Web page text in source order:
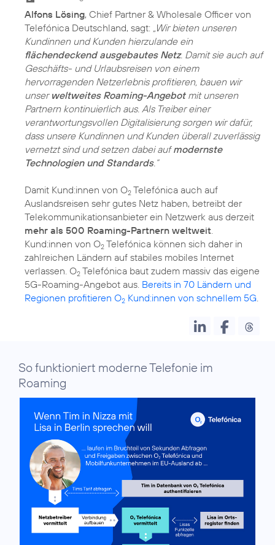
Alfons Lösing, Chief Partner & Wholesale Officer von
Telefónica Deutschland, sagt: „Wir bieten unseren
Kundinnen und Kunden hierzulande ein
flächendeckend ausgebautes Netz. Damit sie auch auf
Geschäfts- und Urlaubsreisen von einem
hervorragenden Netzerlebnis profitieren, bauen wir
unser weltweites Roaming-Angebotmit unseren
Partnern kontinuierlich aus. Als Treiber einer
verantwortungsvollen Digitalisierung sorgen wir dafür,
dass unsere Kundinnen und Kunden überall zuverlässig
vernetzt sind und setzen dabei aufmodernste
Technologien und Standards.“
Damit Kund:innen von O2 Telefónica auch auf
Auslandsreisen sehr gutes Netz haben, betreibt der
Telekommunikationsanbieter ein Netzwerk aus derzeit
mehr als 500 Roaming-Partnern weltweit.
Kund:innen von O2 Telefónica können sich daher in
zahlreichen Ländern auf stabiles mobiles Internet
verlassen. O2 Telefónica baut zudem massiv das eigene
5G-Roaming-Angebot aus. Bereits in 70 Ländern und
Regionen profitieren O2 Kund:innen von schnellem 5G.
So funktioniert moderne Telefonie im
Roaming